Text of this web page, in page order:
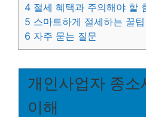
4 절세 혜택과 주의해야 할
5 스마트하게 절세하는 꿀
6 자주 묻는 질문
개인사업자 종소
이해